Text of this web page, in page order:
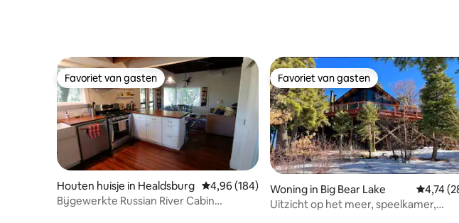
Favoriet van gasten
Favoriet van gasten
Houten huisje in Healdsburg Gemiddelde beoordeling van 4,96 op 5, 184
4,96 (184)
Bijgewerkte Russian River Cabin
Favoriet van gasten
Favoriet van gasten
Woning in Big Bear Lake
4,74
Uitzicht op het meer, speelkamer,